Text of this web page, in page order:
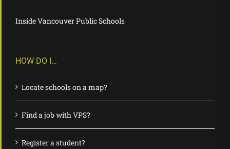
Inside Vancouver Public Schools
HOW DO I…
Locate schools on a map?
Find a job with VPS?
Register a student?